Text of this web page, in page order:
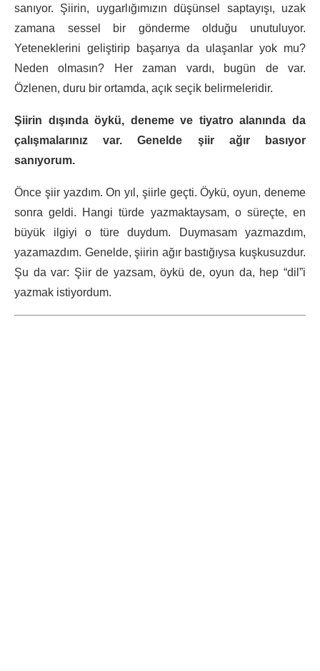
sanıyor. Şiirin, uygarlığımızın düşünsel saptayışı, uzak
zamana sessel bir gönderme olduğu unutuluyor.
Yeteneklerini geliştirip başarıya da ulaşanlar yok mu?
Neden olmasın? Her zaman vardı, bugün de var.
Özlenen, duru bir ortamda, açık seçik belirmeleridir.
Şiirin dışında öykü, deneme ve tiyatro alanında da
çalışmalarınız var. Genelde şiir ağır basıyor
sanıyorum.
Önce şiir yazdım. On yıl, şiirle geçti. Öykü, oyun, deneme
sonra geldi. Hangi türde yazmaktaysam, o süreçte, en
büyük ilgiyi o türe duydum. Duymasam yazmazdım,
yazamazdım. Genelde, şiirin ağır bastığıysa kuşkusuzdur.
Şu da var: Şiir de yazsam, öykü de, oyun da, hep “dil”i
yazmak istiyordum.